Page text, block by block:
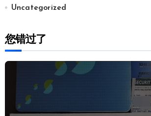
Uncategorized
您错过了